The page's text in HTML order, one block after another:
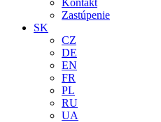
Kontakt
Zastúpenie
SK
CZ
DE
EN
FR
PL
RU
UA